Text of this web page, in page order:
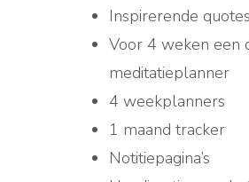
Inspirerende quotes
Voor 4 weken een
meditatieplanner
4 weekplanners
1 maand tracker
Notitiepagina’s